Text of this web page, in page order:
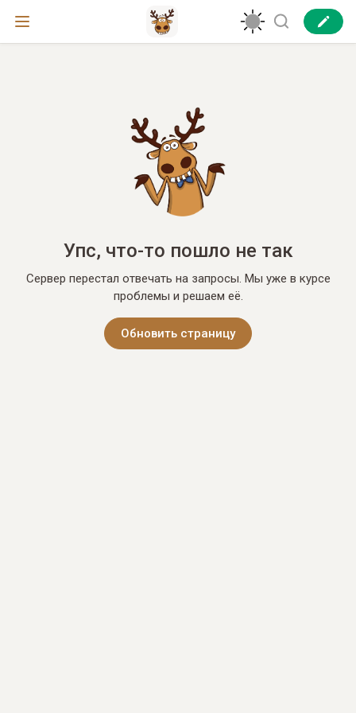
Упс, что-то пошло не так
Сервер перестал отвечать на запросы. Мы уже в курсе
проблемы и решаем её.
Обновить страницу